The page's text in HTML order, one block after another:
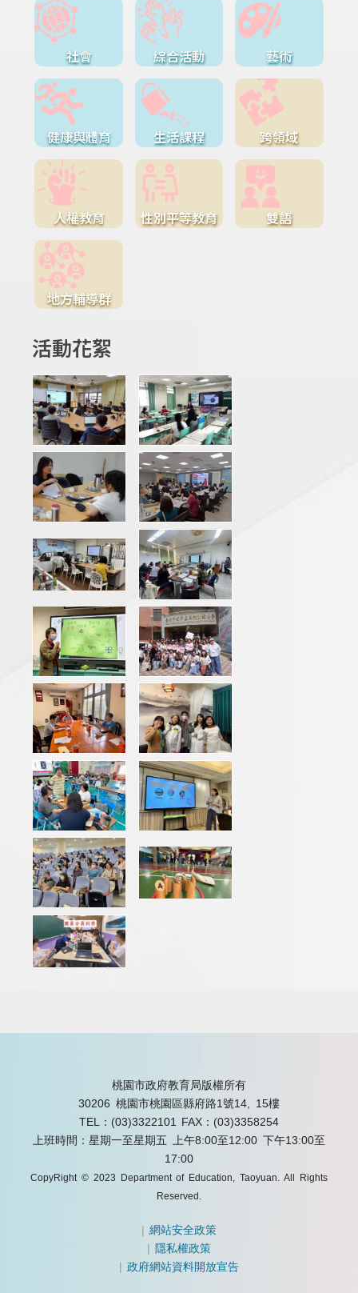
社會 綜合活動 藝術
健康與體育 生活課程 跨領域
人權教育 性別平等教育 雙語
地方輔導群
活動花絮
桃園市政府教育局版權所有
30206 桃園市桃園區縣府路1號14, 15樓
TEL：(03)3322101
FAX：(03)3358254
上班時間：星期一至星期五 上午8:00至12:00 下午13:00至
17:00
CopyRight © 2023 Department of Education, Taoyuan. All Rights
Reserved.
|網站安全政策
|隱私權政策
|政府網站資料開放宣告